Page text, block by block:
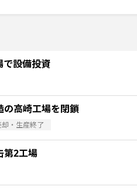
で設備投資
の高崎工場を閉鎖
・生産終了
第2工場